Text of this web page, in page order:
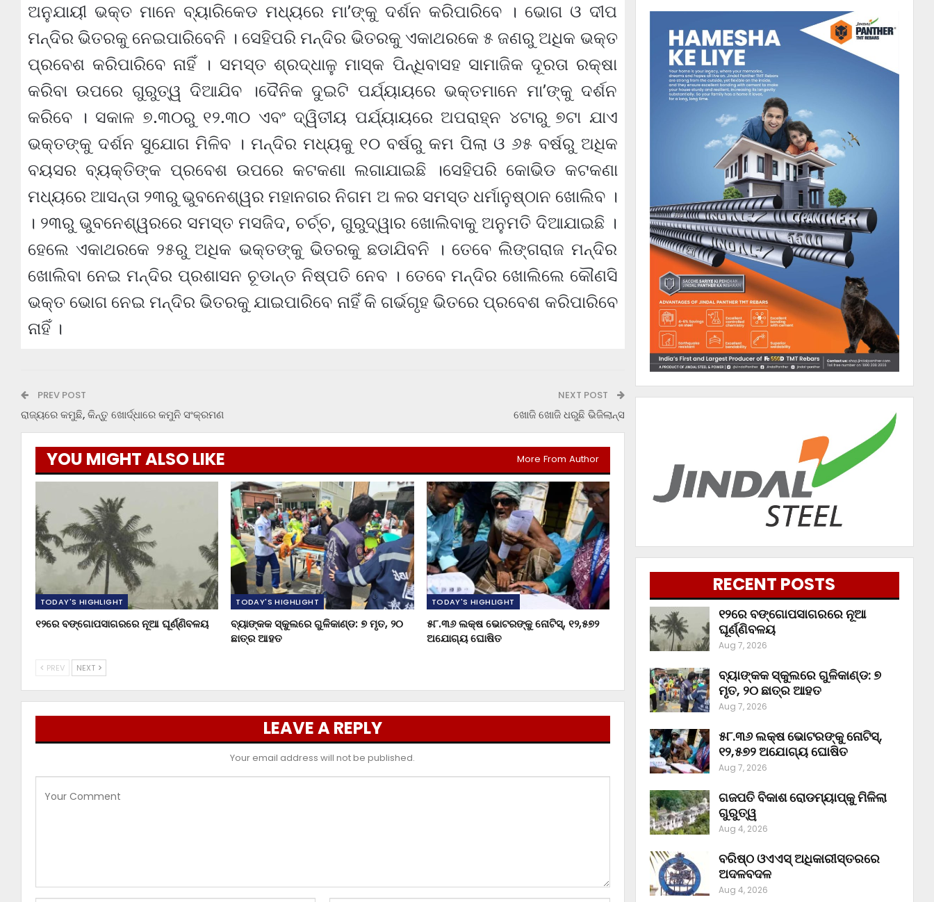
ଅନୁଯାୟୀ ଭକ୍ତ ମାନେ ବ୍ୟାରିକେଡ ମଧ୍ୟରେ ମା’ଙ୍କୁ ଦର୍ଶନ କରିପାରିବେ । ଭୋଗ ଓ ଦୀପ
ମନ୍ଦିର ଭିତରକୁ ନେଇପାରିବେନି । ସେହିପରି ମନ୍ଦିର ଭିତରକୁ ଏକାଥରକେ ୫ ଜଣରୁ ଅଧିକ ଭକ୍ତ
ପ୍ରବେଶ କରିପାରିବେ ନାହିଁ । ସମସ୍ତ ଶ୍ରଦ୍ଧାଳୁ ମାସ୍କ ପିନ୍ଧିବାସହ ସାମାଜିକ ଦୂରତା ରକ୍ଷା
କରିବା ଉପରେ ଗୁରୁତ୍ୱ ଦିଆଯିବ ।ଦୈନିକ ଦୁଇଟି ପର୍ଯ୍ୟାୟରେ ଭକ୍ତମାନେ ମା’ଙ୍କୁ ଦର୍ଶନ
କରିବେ । ସକାଳ ୭.୩୦ରୁ ୧୨.୩୦ ଏବଂ ଦ୍ୱିତୀୟ ପର୍ଯ୍ୟାୟରେ ଅପରାହ୍ନ ୪ଟାରୁ ୭ଟା ଯାଏ
ଭକ୍ତଙ୍କୁ ଦର୍ଶନ ସୁଯୋଗ ମିଳିବ । ମନ୍ଦିର ମଧ୍ୟକୁ ୧୦ ବର୍ଷରୁ କମ ପିଲା ଓ ୬୫ ବର୍ଷରୁ ଅଧିକ
ବୟସର ବ୍ୟକ୍ତିଙ୍କ ପ୍ରବେଶ ଉପରେ କଟକଣା ଲଗାଯାଇଛି ।ସେହିପରି କୋଭିଡ କଟକଣା
ମଧ୍ୟରେ ଆସନ୍ତା ୨୩ରୁ ଭୁବନେଶ୍ୱର ମହାନଗର ନିଗମ ଅ ଳର ସମସ୍ତ ଧର୍ମାନୁଷ୍ଠାନ ଖୋଲିବ ।
। ୨୩ରୁ ଭୁବନେଶ୍ୱରରେ ସମସ୍ତ ମସଜିଦ, ଚର୍ଚ୍ଚ, ଗୁରୁଦ୍ୱାର ଖୋଲିବାକୁ ଅନୁମତି ଦିଆଯାଇଛି ।
ହେଲେ ଏକାଥରକେ ୨୫ରୁ ଅଧିକ ଭକ୍ତଙ୍କୁ ଭିତରକୁ ଛଡାଯିବନି । ତେବେ ଲିଙ୍ଗରାଜ ମନ୍ଦିର
ଖୋଲିବା ନେଇ ମନ୍ଦିର ପ୍ରଶାସନ ଚୂଡାନ୍ତ ନିଷ୍ପତି ନେବ । ତେବେ ମନ୍ଦିର ଖୋଲିଲେ କୌଣସି
ଭକ୍ତ ଭୋଗ ନେଇ ମନ୍ଦିର ଭିତରକୁ ଯାଇପାରିବେ ନାହିଁ କି ଗର୍ଭଗୃହ ଭିତରେ ପ୍ରବେଶ କରିପାରିବେ
ନାହିଁ ।
PREV POST
ରାଜ୍ୟରେ କମୁଛି, କିନ୍ତୁ ଖୋର୍ଦ୍ଧାରେ କମୁନି ସଂକ୍ରମଣ
NEXT POST
ଖୋଜି ଖୋଜି ଧରୁଛି ଭିଜିଲାନ୍ସ
YOU MIGHT ALSO LIKE More From Author
TODAY'S HIGHLIGHT
୧୨ରେ ବଙ୍ଗୋପସାଗରରେ ନୂଆ ଘୂର୍ଣ୍ଣିବଳୟ
TODAY'S HIGHLIGHT
ବ୍ୟାଙ୍କକ ସ୍କୁଲରେ ଗୁଳିକାଣ୍ଡ: ୭ ମୃତ, ୨୦
ଛାତ୍ର ଆହତ
TODAY'S HIGHLIGHT
୫୮.୩୬ ଲକ୍ଷ ଭୋଟରଙ୍କୁ ନୋଟିସ୍‌, ୧୨,୫୭୨
ଅଯୋଗ୍ୟ ଘୋଷିତ
PREV NEXT
LEAVE A REPLY
Your email address will not be published.
RECENT POSTS
୧୨ରେ ବଙ୍ଗୋପସାଗରରେ ନୂଆ
ଘୂର୍ଣ୍ଣିବଳୟ
Aug 7, 2026
ବ୍ୟାଙ୍କକ ସ୍କୁଲରେ ଗୁଳିକାଣ୍ଡ: ୭
ମୃତ, ୨୦ ଛାତ୍ର ଆହତ
Aug 7, 2026
୫୮.୩୬ ଲକ୍ଷ ଭୋଟରଙ୍କୁ ନୋଟିସ୍‌,
୧୨,୫୭୨ ଅଯୋଗ୍ୟ ଘୋଷିତ
Aug 7, 2026
ଗଜପତି ବିକାଶ ରୋଡମ୍ୟାପ୍‌କୁ ମିଳିଲା
ଗୁରୁତ୍ୱ
Aug 4, 2026
ବରିଷ୍ଠ ଓଏଏସ୍‌ ଅଧିକାରୀସ୍ତରରେ
ଅଦଳବଦଳ
Aug 4, 2026